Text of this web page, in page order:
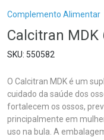
Breadcrumb
Complemento Alimentar
Calcitran
550582
O Calcitran MDK é um
cuidado da saúde dos
fortalecem os ossos,
principalmente em
uso na bula. A